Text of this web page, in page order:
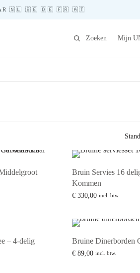
NAAR 🇳🇱 🇧🇪 🇩🇪 🇫🇷 🇦🇹
Zoeken Mijn
Bruin Servies 16
Kommen
€ 330,00 incl. btw.
– 4-delig Bruine Dinerborden
€ 89,00 incl. btw.